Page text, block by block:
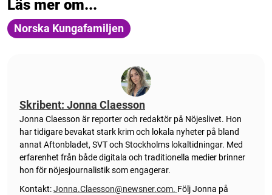
Läs mer om...
Norska Kungafamiljen
Skribent: Jonna Claesson
Jonna Claesson är reporter och redaktör på Nöjeslivet. Hon
har tidigare bevakat stark krim och lokala nyheter på bland
annat Aftonbladet, SVT och Stockholms lokaltidningar. Med
erfarenhet från både digitala och traditionella medier brinner
hon för nöjesjournalistik som engagerar.
Kontakt:Jonna.Claesson@newsner.com. Följ Jonna på